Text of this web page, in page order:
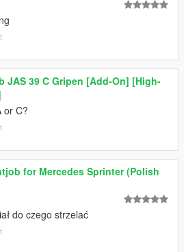
JAS 39 C Gripen [Add-On] [High-
or C?
for Mercedes Sprinter (Polish
do czego strzelać